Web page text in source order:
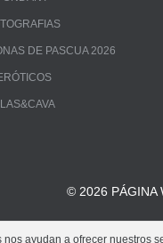
nos ayudan a ofrecer nuestros
© 2026 PÁGINA
DE PASCUA 2026